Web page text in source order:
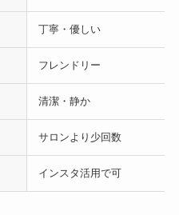
丁寧・優しい
フレンドリー
清潔・静か
サロンより少回数
インスタ活用で可